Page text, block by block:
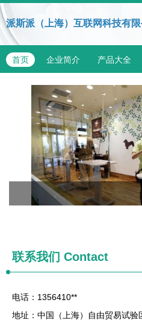
派斯派（上海）互联网科技有限
首页 企业简介 产品大全
联系我们 Contact
电话：1356410**
地址：中国（上海）自由贸易试